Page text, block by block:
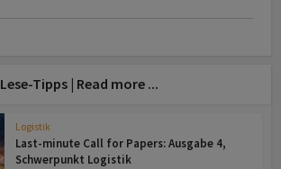
Lese-Tipps | Read more ...
Logistik
Last-minute Call for Papers: Ausgabe 4,
Schwerpunkt Logistik